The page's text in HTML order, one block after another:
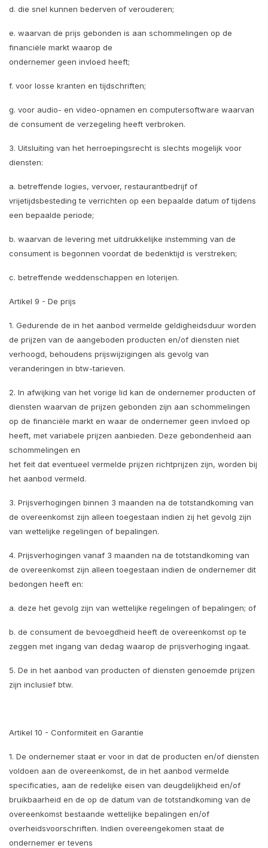
d. die snel kunnen bederven of verouderen;
e. waarvan de prijs gebonden is aan schommelingen op de
financiële markt waarop de
ondernemer geen invloed heeft;
f. voor losse kranten en tijdschriften;
g. voor audio- en video-opnamen en computersoftware waarvan
de consument de verzegeling heeft verbroken.
3. Uitsluiting van het herroepingsrecht is slechts mogelijk voor
diensten:
a. betreffende logies, vervoer, restaurantbedrijf of
vrijetijdsbesteding te verrichten op een bepaalde datum of tijdens
een bepaalde periode;
b. waarvan de levering met uitdrukkelijke instemming van de
consument is begonnen voordat de bedenktijd is verstreken;
c. betreffende weddenschappen en loterijen.
Artikel 9 - De prijs
1. Gedurende de in het aanbod vermelde geldigheidsduur worden
de prijzen van de aangeboden producten en/of diensten niet
verhoogd, behoudens prijswijzigingen als gevolg van
veranderingen in btw-tarieven.
2. In afwijking van het vorige lid kan de ondernemer producten of
diensten waarvan de prijzen gebonden zijn aan schommelingen
op de financiële markt en waar de ondernemer geen invloed op
heeft, met variabele prijzen aanbieden. Deze gebondenheid aan
schommelingen en
het feit dat eventueel vermelde prijzen richtprijzen zijn, worden bij
het aanbod vermeld.
3. Prijsverhogingen binnen 3 maanden na de totstandkoming van
de overeenkomst zijn alleen toegestaan indien zij het gevolg zijn
van wettelijke regelingen of bepalingen.
4. Prijsverhogingen vanaf 3 maanden na de totstandkoming van
de overeenkomst zijn alleen toegestaan indien de ondernemer dit
bedongen heeft en:
a. deze het gevolg zijn van wettelijke regelingen of bepalingen; of
b. de consument de bevoegdheid heeft de overeenkomst op te
zeggen met ingang van dedag waarop de prijsverhoging ingaat.
5. De in het aanbod van producten of diensten genoemde prijzen
zijn inclusief btw.
Artikel 10 - Conformiteit en Garantie
1. De ondernemer staat er voor in dat de producten en/of diensten
voldoen aan de overeenkomst, de in het aanbod vermelde
specificaties, aan de redelijke eisen van deugdelijkheid en/of
bruikbaarheid en de op de datum van de totstandkoming van de
overeenkomst bestaande wettelijke bepalingen en/of
overheidsvoorschriften. Indien overeengekomen staat de
ondernemer er tevens